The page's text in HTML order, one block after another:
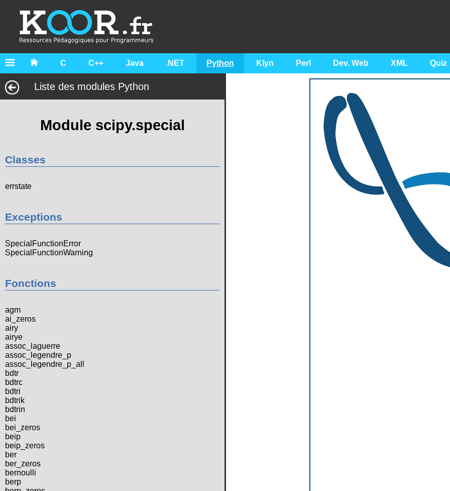
C C++ Java .NET Python Klyn Perl Dev. Web XML Quiz
Liste des modules Python
Module scipy.special
Classes
errstate
Exceptions
SpecialFunctionError
SpecialFunctionWarning
Fonctions
agm
ai_zeros
airy
airye
assoc_laguerre
assoc_legendre_p
assoc_legendre_p_all
bdtr
bdtrc
bdtri
bdtrik
bdtrin
bei
bei_zeros
beip
beip_zeros
ber
ber_zeros
bernoulli
berp